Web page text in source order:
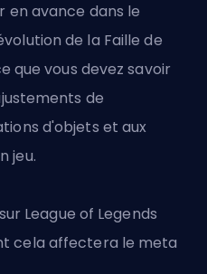
en avance dans le
de la Faille de
que vous devez savoir
de
d'objets et aux
jeu.
League of Legends
cela affectera le meta